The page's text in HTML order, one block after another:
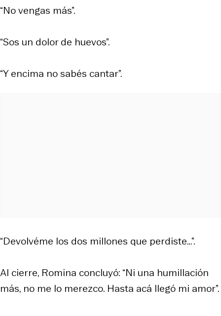
“No vengas más”.
“Sos un dolor de huevos”.
“Y encima no sabés cantar”.
“Devolvéme los dos millones que perdiste…”.
Al cierre, Romina concluyó: “Ni una humillación
más, no me lo merezco. Hasta acá llegó mi amor”.